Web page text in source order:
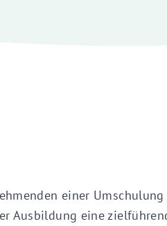
einer
Ausbildung eine